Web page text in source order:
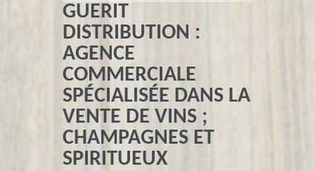
VIGNOBLE BURC
GUERIT
DISTRIBUTION :
AGENCE
COMMERCIALE
SPÉCIALISÉE DANS LA
VENTE DE VINS ;
CHAMPAGNES ET
SPIRITUEUX